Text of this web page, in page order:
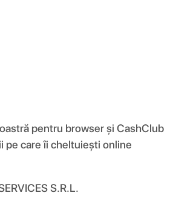
pentru browser și CashClub
pe care îi cheltuiești online
S.R.L.